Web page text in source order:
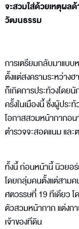
จะสวมใส่ด้วยเหตุผ
วัฒนธรรม
การเตรียมกลับมาแบ
ตั้งแต่สงครามระหว่าง
ก็เกิดการประท้วงโดย
ครั้งในเมืองนี้ ซึ่งผู้ประ
โอกาสสวมหน้ากากอน
ตำรวจจะสอดแนม และ
ทั้งนี้ ก่อนหน้านี้ นิวยอ
โดยกลุ่มคนตั้งแต่สาม
ศตวรรษที่ 19 ทีเดียว
ตัวสวมหน้ากาก แต่งก
เจ้าของทีดิน